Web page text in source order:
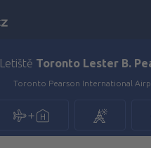
Letiště Toronto Lester B.
Toronto Pearson International